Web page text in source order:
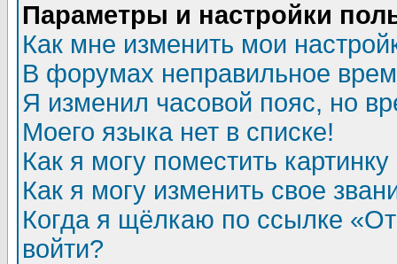
Параметры и настройки
Как мне изменить мои
В форумах неправильное
Я изменил часовой пояс, но
Моего языка нет в списке!
Как я могу поместить
Как я могу изменить свое
Когда я щёлкаю по ссылке
войти?